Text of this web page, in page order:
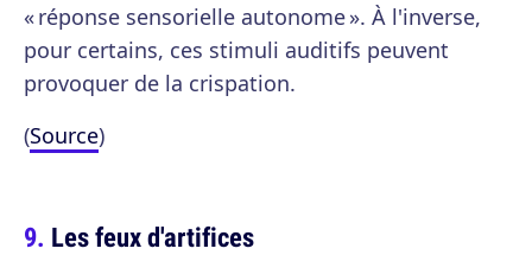
« réponse sensorielle autonome ». À l'inverse,
pour certains, ces stimuli auditifs peuvent
provoquer de la crispation.
(Source)
Les feux d'artifices